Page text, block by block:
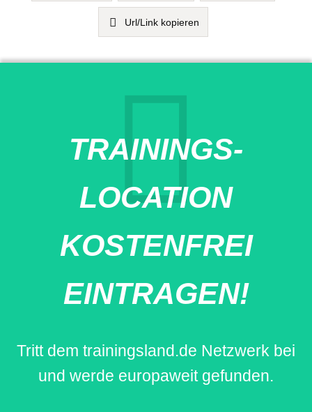
Url/Link kopieren
TRAININGS-
LOCATION
KOSTENFREI
EINTRAGEN!
Tritt dem trainingsland.de Netzwerk bei
und werde europaweit gefunden.